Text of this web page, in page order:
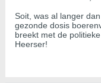
Soit, was al langer
gezonde dosis
breekt met de
Heerser!